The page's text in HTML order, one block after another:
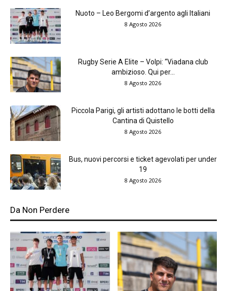
Nuoto – Leo Bergomi d’argento agli Italiani
8 Agosto 2026
Rugby Serie A Elite – Volpi: “Viadana club
ambizioso. Qui per...
8 Agosto 2026
Piccola Parigi, gli artisti adottano le botti della
Cantina di Quistello
8 Agosto 2026
Bus, nuovi percorsi e ticket agevolati per under
19
8 Agosto 2026
Da Non Perdere